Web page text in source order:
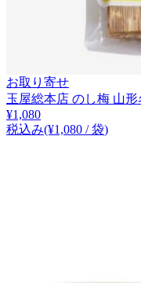
お取り寄せ
玉屋総本店 のし梅 山形
¥1,080
税込み(¥1,080 / 袋)